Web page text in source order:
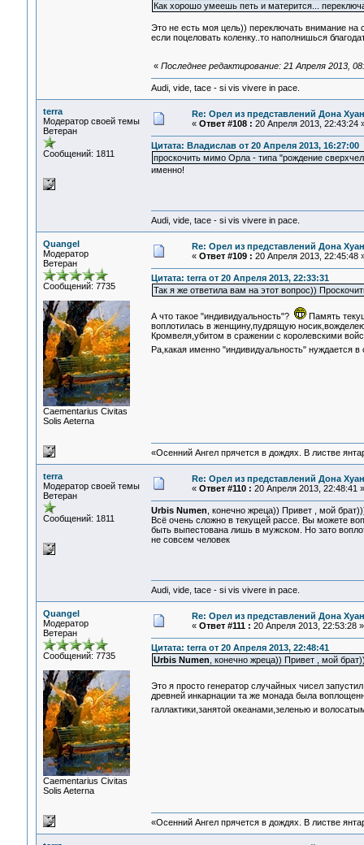
Как хорошо умеешь петь и матерится...
Это не есть моя цель)) переключать внимание
если поцеловать коленку..то наполнишься
« Последнее редактирование: 21 Апреля 2013,
Audi, vide, tace - si vis vivere in pace.
terra
Модератор своей темы
Ветеран
Сообщений: 1811
Re: Орел из представлений Дона
« Ответ #108 : 20 Апреля 2013, 22:43:24
Цитата: Владислав от 20 Апреля 2013, 16:27:00
проскочить мимо Орла - типа "рождение
именно!
Audi, vide, tace - si vis vivere in pace.
Quangel
Модератор
Ветеран
Сообщений: 7735
Сaementarius Civitas
Solis Aeterna
Re: Орел из представлений Дона
« Ответ #109 : 20 Апреля 2013, 22:45:48
Цитата: terra от 20 Апреля 2013, 22:33:31
Так я же ответила вам на этот вопрос))
А что такое "индивидуальность"?
Память
воплотилась в женщину,пудрящую
Кромвеля,убитом в сражении с королевскими
Ра,какая именно "индивидуальность" нуждается
«Осенний Ангел прячется в дождях. В листве
terra
Модератор своей темы
Ветеран
Сообщений: 1811
Re: Орел из представлений Дона
« Ответ #110 : 20 Апреля 2013, 22:48:41 »
Urbis Numen , конечно жреца)) Привет , мой
Всё очень сложно в текущей рассе. Вы можете
быть выпестована лишь в мужском. Но зато
не совсем человек
Audi, vide, tace - si vis vivere in pace.
Quangel
Модератор
Ветеран
Сообщений: 7735
Сaementarius Civitas
Solis Aeterna
Re: Орел из представлений Дона
« Ответ #111 : 20 Апреля 2013, 22:53:28 »
Цитата: terra от 20 Апреля 2013, 22:48:41
Urbis Numen , конечно жреца)) Привет , мой
Это я просто генератор случайных чисел
древней инкарнации та же монада была
галлактики,занятой океанами,зеленью и
«Осенний Ангел прячется в дождях. В листве